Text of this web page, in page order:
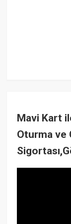
Mavi Kart
Oturma ve